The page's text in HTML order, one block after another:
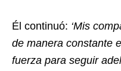
Él continuó: ‘Mis
de manera constante
fuerza para seguir